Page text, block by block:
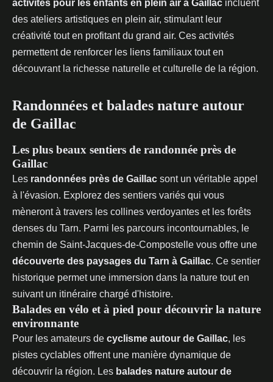
activités pour les enfants en plein air à Gaillac incluent
des ateliers artistiques en plein air, stimulant leur
créativité tout en profitant du grand air. Ces activités
permettent de renforcer les liens familiaux tout en
découvrant la richesse naturelle et culturelle de la région.
Randonnées et balades nature autour
de Gaillac
Les plus beaux sentiers de randonnée près de
Gaillac
Les randonnées près de Gaillac sont un véritable appel
à l'évasion. Explorez des sentiers variés qui vous
mèneront à travers les collines verdoyantes et les forêts
denses du Tarn. Parmi les parcours incontournables, le
chemin de Saint-Jacques-de-Compostelle vous offre une
découverte des paysages du Tarn à Gaillac. Ce sentier
historique permet une immersion dans la nature tout en
suivant un itinéraire chargé d'histoire.
Balades en vélo et à pied pour découvrir la nature
environnante
Pour les amateurs de cyclisme autour de Gaillac, les
pistes cyclables offrent une manière dynamique de
découvrir la région. Les balades nature autour de